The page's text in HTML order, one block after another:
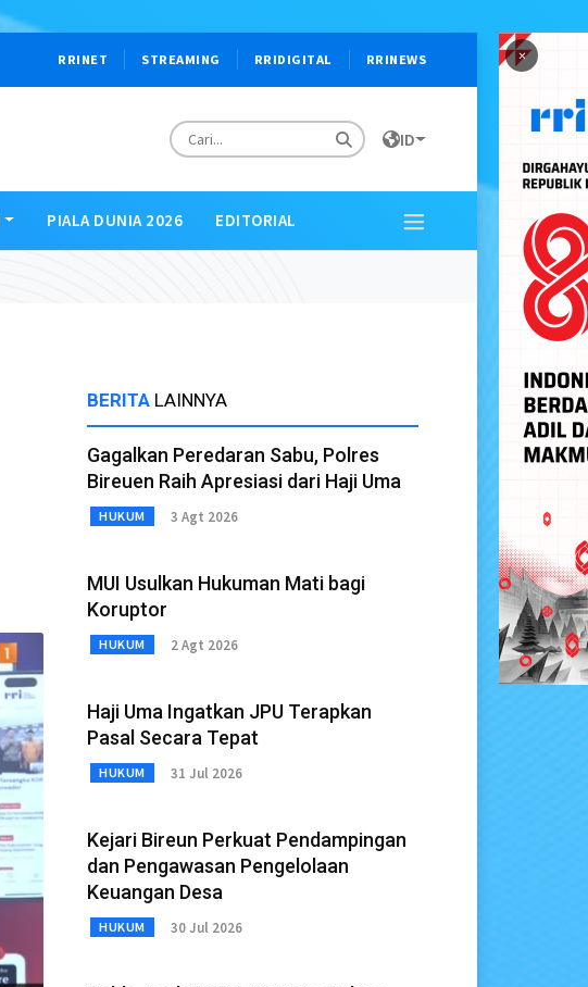
×
RRINET STREAMING RRIDIGITAL RRINEWS
ID
PIALA DUNIA 2026 EDITORIAL
BERITA LAINNYA
Gagalkan Peredaran Sabu, Polres
Bireuen Raih Apresiasi dari Haji Uma
HUKUM 3 Agt 2026
MUI Usulkan Hukuman Mati bagi
Koruptor
HUKUM 2 Agt 2026
Haji Uma Ingatkan JPU Terapkan
Pasal Secara Tepat
HUKUM 31 Jul 2026
Kejari Bireun Perkuat Pendampingan
dan Pengawasan Pengelolaan
Keuangan Desa
HUKUM 30 Jul 2026